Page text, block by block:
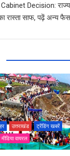
Decision: राज्य
रास्ता साफ, पढ़ें अन्‍य
उत्तराखंड
ट्रेंडिंग खबरें
वायरल